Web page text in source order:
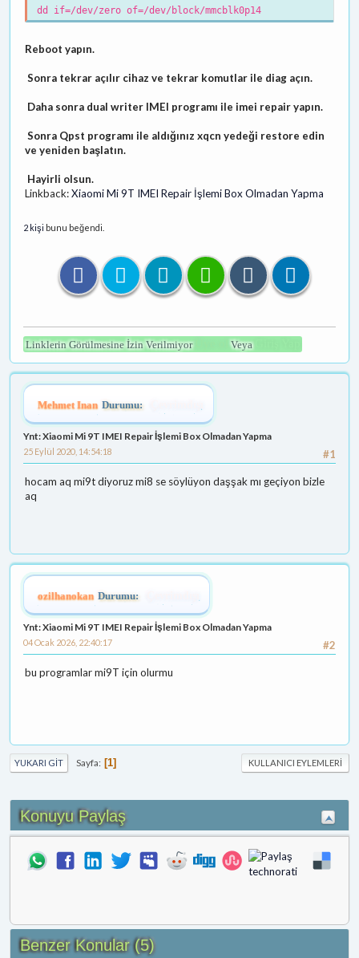
dd if=/dev/zero of=/dev/block/mmcblk0p14
Reboot yapın.
Sonra tekrar açılır cihaz ve tekrar komutlar ile diag açın.
Daha sonra dual writer IMEI programı ile imei repair yapın.
Sonra Qpst programı ile aldığınız xqcn yedeği restore edin
ve yeniden başlatın.
Hayirli olsun.
Linkback:Xiaomi Mi 9T IMEI Repair İşlemi Box Olmadan Yapma
2 kişi bunu beğendi.
Linklerin Görülmesine İzin Verilmiyor Veya
Mehmet Inan Durumu:
Ynt: Xiaomi Mi 9T IMEI Repair İşlemi Box Olmadan Yapma
#1
25 Eylül 2020, 14:54:18
hocam aq mi9t diyoruz mi8 se söylüyon daşşak mı geçiyon bizle
aq
ozilhanokan Durumu:
Ynt: Xiaomi Mi 9T IMEI Repair İşlemi Box Olmadan Yapma
#2
04 Ocak 2026, 22:40:17
bu programlar mi9T için olurmu
YUKARI GIT Sayfa 1 KULLANICI EYLEMLERI
Konuyu Paylaş
Benzer Konular (5)